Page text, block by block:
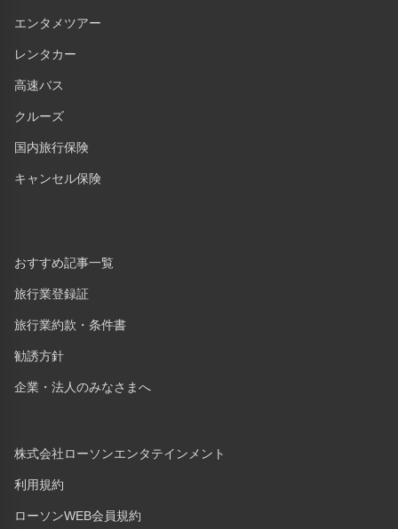
エンタメツアー
レンタカー
高速バス
クルーズ
国内旅行保険
キャンセル保険
おすすめ記事一覧
旅行業登録証
旅行業約款・条件書
勧誘方針
企業・法人のみなさまへ
株式会社ローソンエンタテインメント
利用規約
ローソンWEB会員規約